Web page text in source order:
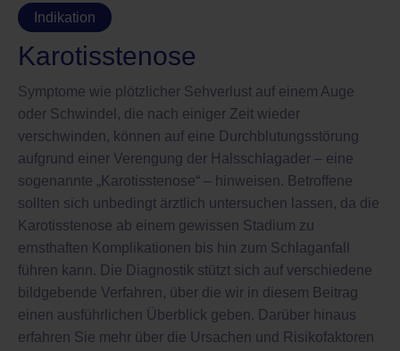
Indikation
Karotisstenose
Symptome wie plötzlicher Sehverlust auf einem Auge
oder Schwindel, die nach einiger Zeit wieder
verschwinden, können auf eine Durchblutungsstörung
aufgrund einer Verengung der Halsschlagader – eine
sogenannte „Karotisstenose“ – hinweisen. Betroffene
sollten sich unbedingt ärztlich untersuchen lassen, da die
Karotisstenose ab einem gewissen Stadium zu
ernsthaften Komplikationen bis hin zum Schlaganfall
führen kann. Die Diagnostik stützt sich auf verschiedene
bildgebende Verfahren, über die wir in diesem Beitrag
einen ausführlichen Überblick geben. Darüber hinaus
erfahren Sie mehr über die Ursachen und Risikofaktoren